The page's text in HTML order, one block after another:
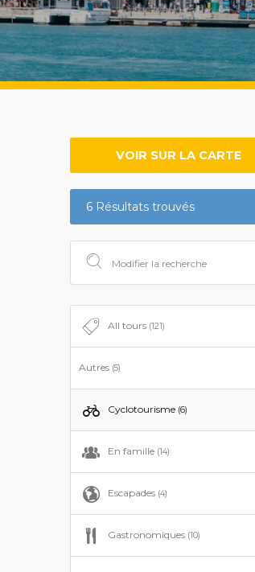
VOIR SUR LA CARTE
6 Résultats trouvés
Modifier la recherche
All tours (121)
Autres (5)
Cyclotourisme (6)
En famille (14)
Escapades (4)
Gastronomiques (10)